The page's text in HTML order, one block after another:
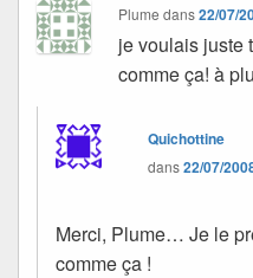
Plume dans22/07/
je voulais juste
comme ça! à
Quichottine
dans22/07/
Merci, Plume… Je le
comme ça !